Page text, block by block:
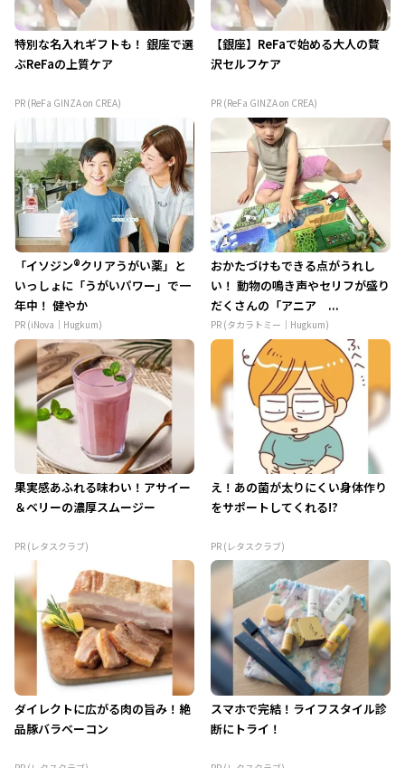
特別な名入れギフトも！ 銀座で選
ぶReFaの上質ケア
PR (ReFa GINZA on CREA)
【銀座】ReFaで始める大人の贅
沢セルフケア
PR (ReFa GINZA on CREA)
「イソジン®クリアうがい薬」と
いっしょに「うがいパワー」で一
年中！ 健やか
PR (iNova｜Hugkum)
おかたづけもできる点がうれし
い！ 動物の鳴き声やセリフが盛り
だくさんの「アニア ...
PR (タカラトミー｜Hugkum)
果実感あふれる味わい！アサイー
＆ベリーの濃厚スムージー
PR (レタスクラブ)
え！あの菌が太りにくい身体作り
をサポートしてくれる!?
PR (レタスクラブ)
ダイレクトに広がる肉の旨み！絶
品豚バラベーコン
スマホで完結！ライフスタイル診
断にトライ！